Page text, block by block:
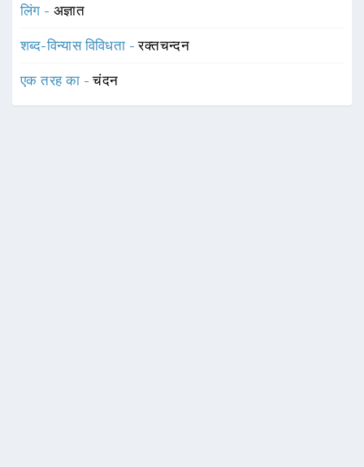
लिंग - अज्ञात
शब्द-विन्यास विविधता -रक्तचन्दन
एक तरह का -चंदन